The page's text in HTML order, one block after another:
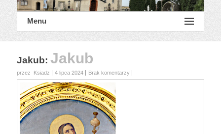
Menu
Jakub: Jakub
przez Ksiadz 4 lipca 2024 Brak komentarzy